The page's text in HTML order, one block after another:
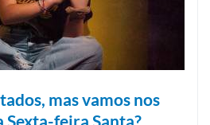
mas vamos nos
Sexta-feira Santa?